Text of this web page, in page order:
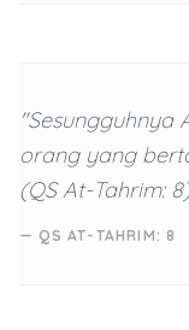
"Sesungguhnya
orang yang
(QS At-Tahrim:
— QS AT-TAHRIM: 8